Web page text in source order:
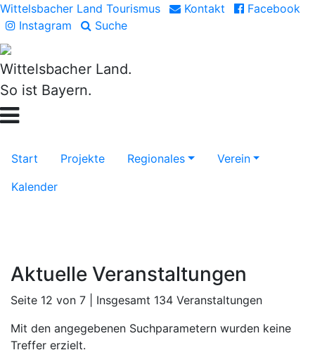
Wittelsbacher Land Tourismus Kontakt
Facebook
Instagram
Suche
Wittelsbacher Land.
So ist Bayern.
Start Projekte Regionales
Verein
Kalender
Aktuelle Veranstaltungen
Seite 12 von 7 | Insgesamt 134 Veranstaltungen
Mit den angegebenen Suchparametern wurden keine
Treffer erzielt.